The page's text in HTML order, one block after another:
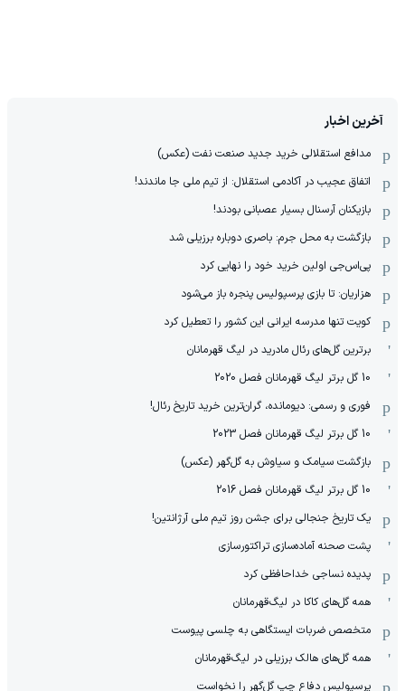
آخرین اخبار
مدافع استقلالی خرید جدید صنعت نفت (عکس)
اتفاق عجیب در آکادمی استقلال: از تیم ملی جا ماندند!
بازیکنان آرسنال بسیار عصبانی بودند!
بازگشت به محل جرم: باصری دوباره برزیلی شد
پی‌اس‌جی اولین خرید خود را نهایی کرد
هزاریان: تا بازی پرسپولیس پنجره باز می‌شود
کویت تنها مدرسه ایرانی این کشور را تعطیل کرد
برترین گل‌های رئال مادرید در لیگ قهرمانان
10 گل برتر لیگ قهرمانان فصل 2020
فوری و رسمی: دیومانده، گران‌ترین خرید تاریخ رئال!
10 گل برتر لیگ قهرمانان فصل 2023
بازگشت سیامک و سیاوش به گل‌گهر (عکس)
10 گل برتر لیگ قهرمانان فصل 2016
یک تاریخ جنجالی برای جشن روز تیم ملی آرژانتین!
پشت صحنه آماده‌سازی تراکتورسازی
پدیده نساجی خداحافظی کرد
همه گل‌های کاکا در لیگ‌قهرمانان
متخصص ضربات ایستگاهی به چلسی پیوست
همه گل‌های هالک برزیلی در لیگ‌قهرمانان
پرسپولیس دفاع چپ گل‌گهر را نخواست